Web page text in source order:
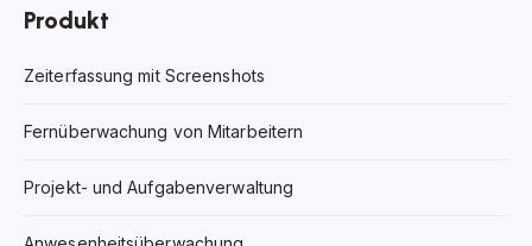
Produkt
Zeiterfassung mit Screenshots
Fernüberwachung von Mitarbeitern
Projekt- und Aufgabenverwaltung